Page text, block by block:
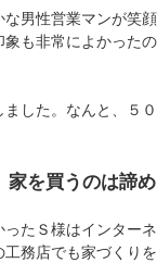
男性営業マンが笑
も非常によかった
した。なんと、５
を買うのは諦
たＳ様はインター
務店でも家づくり